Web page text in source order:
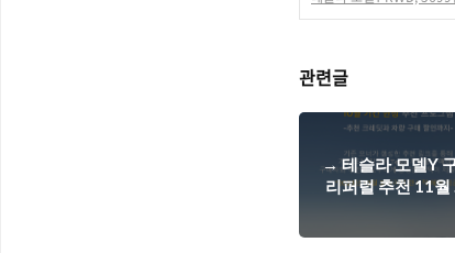
관련글
→ 테슬라 모델Y
리퍼럴 추천 11월